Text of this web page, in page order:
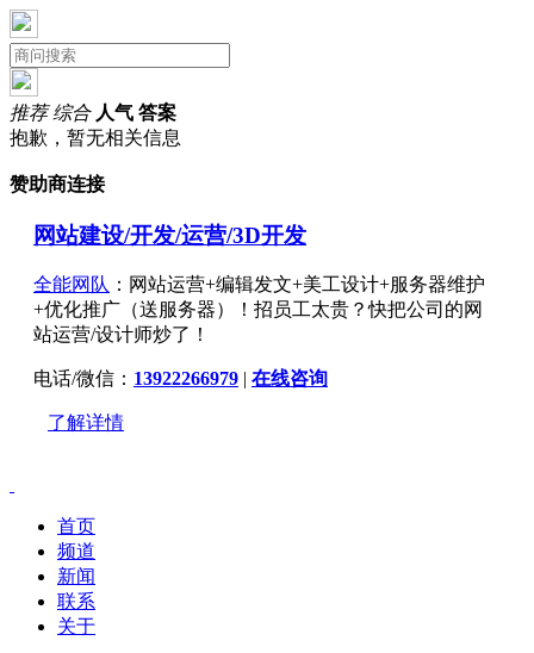
推荐 综合 人气 答案
抱歉，暂无相关信息
赞助商连接
网站建设/开发/运营/3D开发
全能网队 ：网站运营+编辑发文+美工设计+服务器维护
+优化推广（送服务器）！招员工太贵？快把公司的网
站运营/设计师炒了！
电话/微信： 13922266979 | 在线咨询
了解详情
首页
频道
新闻
联系
关于